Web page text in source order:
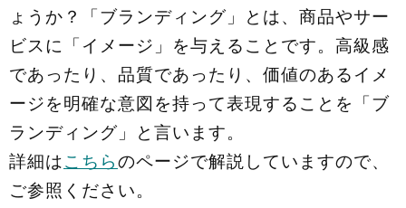
ょうか？「ブランディング」とは、商品やサー
ビスに「イメージ」を与えることです。高級感
であったり、品質であったり、価値のあるイメ
ージを明確な意図を持って表現することを「ブ
ランディング」と言います。
詳細はこちらのページで解説していますので、
ご参照ください。